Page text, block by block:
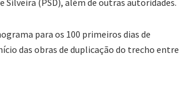
Silveira (PSD), além de outras autoridades.
para os 100 primeiros dias de
das obras de duplicação do trecho entre